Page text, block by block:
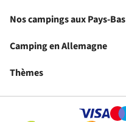
Nos campings aux Pays-Bas
Camping en Allemagne
Thèmes